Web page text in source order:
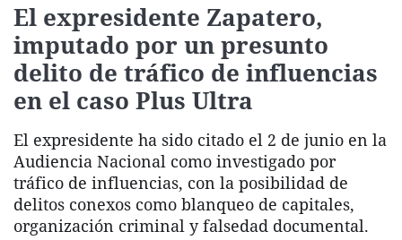
El expresidente Zapatero,
imputado por un presunto
delito de tráfico de influencias
en el caso Plus Ultra
El expresidente ha sido citado el 2 de junio en la
Audiencia Nacional como investigado por
tráfico de influencias, con la posibilidad de
delitos conexos como blanqueo de capitales,
organización criminal y falsedad documental.